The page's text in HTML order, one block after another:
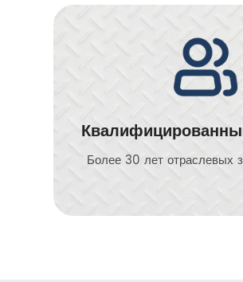
Более 30 лет отраслевых